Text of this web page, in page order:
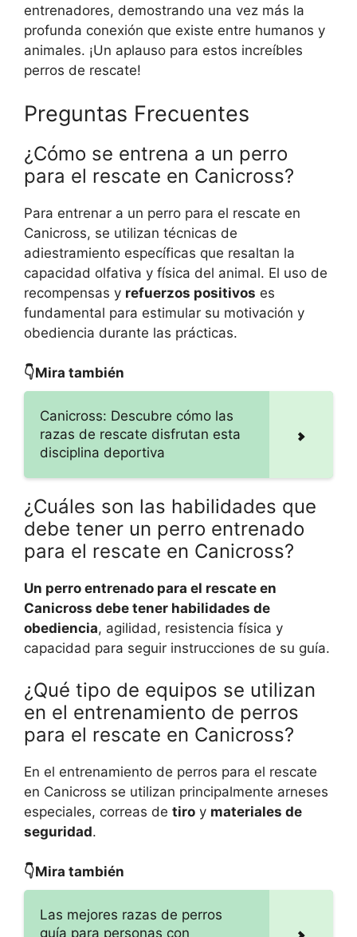
entrenadores, demostrando una vez más la
profunda conexión que existe entre humanos y
animales. ¡Un aplauso para estos increíbles
perros de rescate!
Preguntas Frecuentes
¿Cómo se entrena a un perro
para el rescate en Canicross?
Para entrenar a un perro para el rescate en
Canicross, se utilizan técnicas de
adiestramiento específicas que resaltan la
capacidad olfativa y física del animal. El uso de
recompensas y refuerzos positivos es
fundamental para estimular su motivación y
obediencia durante las prácticas.
👇Mira también
Canicross: Descubre cómo las
razas de rescate disfrutan esta
disciplina deportiva
¿Cuáles son las habilidades que
debe tener un perro entrenado
para el rescate en Canicross?
Un perro entrenado para el rescate en
Canicross debe tener habilidades de
obediencia, agilidad, resistencia física y
capacidad para seguir instrucciones de su guía.
¿Qué tipo de equipos se utilizan
en el entrenamiento de perros
para el rescate en Canicross?
En el entrenamiento de perros para el rescate
en Canicross se utilizan principalmente arneses
especiales, correas de tiro y materiales de
seguridad.
👇Mira también
Las mejores razas de perros
guía para personas con